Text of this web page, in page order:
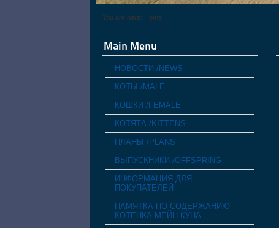
You are here: Home
Main Menu
НОВОСТИ /NEWS
КОТЫ /MALE
КОШКИ /FEMALE
КОТЯТА /KITTENS
ПЛАНЫ /PLANS
ВЫПУСКНИКИ /OFFSPRING
ИНФОРМАЦИЯ ДЛЯ
ПОКУПАТЕЛЕЙ
ПАМЯТКА ПО СОДЕРЖАНИЮ
КОТЕНКА МЕЙН КУНА